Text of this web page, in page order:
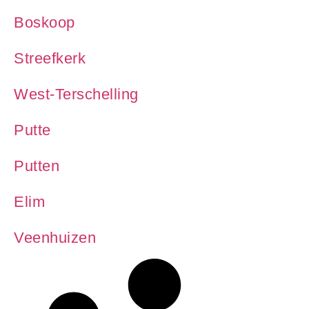
Boskoop
Streefkerk
West-Terschelling
Putte
Putten
Elim
Veenhuizen